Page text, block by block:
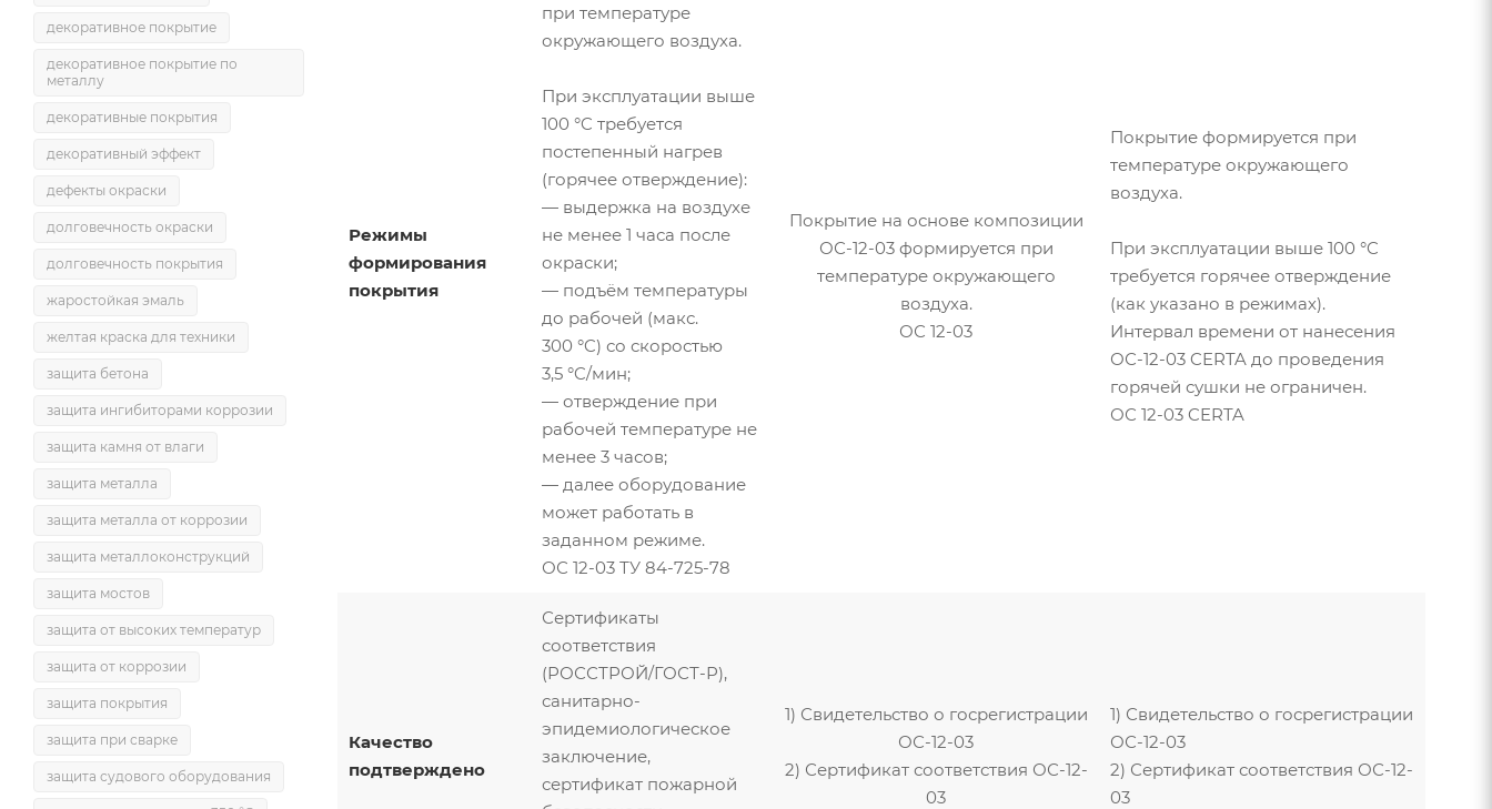
Режимы
формирования
покрытия
при температуре
окружающего воздуха.
При эксплуатации выше
100 °C требуется
постепенный нагрев
(горячее отверждение):
— выдержка на воздухе
не менее 1 часа после
окраски;
— подъём температуры
до рабочей (макс.
300 °C) со скоростью
3,5 °C/мин;
— отверждение при
рабочей температуре не
менее 3 часов;
— далее оборудование
может работать в
заданном режиме.
ОС 12-03 ТУ 84-725-78
Покрытие на основе композиции
ОС-12-03 формируется при
температуре окружающего
воздуха.
ОС 12-03
Покрытие формируется при
температуре окружающего
воздуха.
При эксплуатации выше 100 °C
требуется горячее отверждение
(как указано в режимах).
Интервал времени от нанесения
ОС-12-03 CERTA до проведения
горячей сушки не ограничен.
ОС 12-03 CERTA
Качество
подтверждено
Сертификаты
соответствия
(РОССТРОЙ/ГОСТ-Р),
санитарно-
эпидемиологическое
заключение,
сертификат пожарной
1) Свидетельство о госрегистрации
ОС-12-03
2) Сертификат соответствия ОС-12-
03
1) Свидетельство о госрегистрации
ОС-12-03
2) Сертификат соответствия ОС-12-
03
декоративное покрытие
декоративное покрытие по
металлу
декоративные покрытия
декоративный эффект
дефекты окраски
долговечность окраски
долговечность покрытия
жаростойкая эмаль
желтая краска для техники
защита бетона
защита ингибиторами коррозии
защита камня от влаги
защита металла
защита металла от коррозии
защита металлоконструкций
защита мостов
защита от высоких температур
защита от коррозии
защита покрытия
защита при сварке
защита судового оборудования